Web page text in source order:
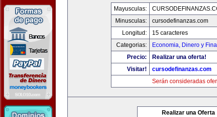
Mayusculas:
Minusculas:
cursodefinanzas.com
Longitud:
15 caracteres
Categorias:
Economia, Dinero y
Precio:
Realizar una oferta!
Visitar!
cursodefinanzas.com
Serán consideradas
Realizar una Oferta